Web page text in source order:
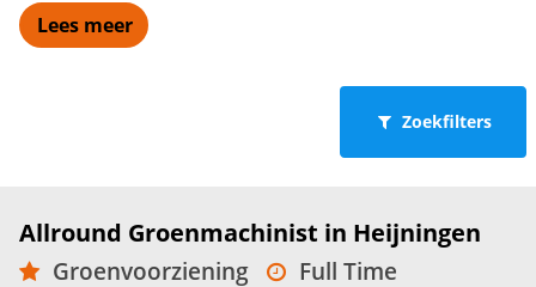
Lees meer
Zoekfilters
Allround Groenmachinist in Heijningen
Groenvoorziening
Full Time